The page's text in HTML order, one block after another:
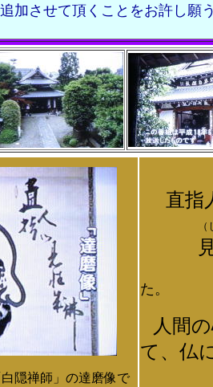
加させて頂くことをお許し願
隠禅師」の達磨像で
直指
見
た。
人間
て、仏